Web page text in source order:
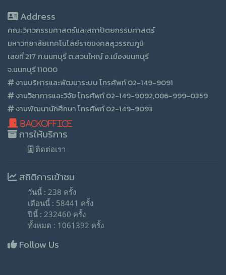
Address
คณะวิศวกรรมศาสตร์และสถาปัตยกรรมศาสตร์
มหาวิทยาลัยเทคโนโลยีราชมงคลสุวรรณภูมิ
เลขที่ 217 ภ.นนทบุรี ต.สวนใหญ์ อ.เมืองนนทบุรี
จ.นนทบุรี 11000
งานบริหารและพัฒนาระบบ โทรศัพท์ 02-149-9091
งานวิชาการและวิจัย โทรศัพท์ 02-149-9092,086-999-0359
งานพัฒนานักศึกษา โทรศัพท์ 02-149-9093
BackOffice
การให้บริการ
ติดต่อเรา
สถิติการเข้าชม
วันนี้ : 238 ครั้ง
เดือนนี้ : 58441 ครั้ง
ปีนี้ : 232460 ครั้ง
ทั้งหมด : 1061392 ครั้ง
Follow Us